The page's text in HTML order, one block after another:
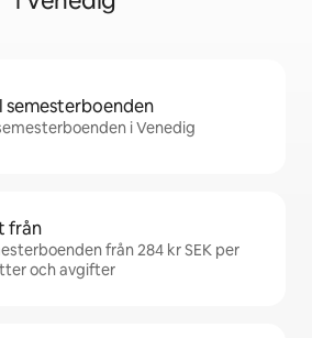
i Venedig
från
från 284 kr SEK per
och avgifter